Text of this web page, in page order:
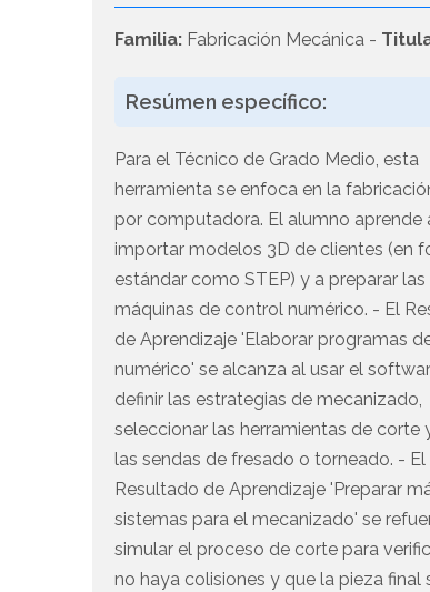
Familia: Fabricación Mecánica -
Resúmen específico:
Para el Técnico de Grado Medio, esta
herramienta se enfoca en la
por computadora. El alumno aprende
importar modelos 3D de clientes (en
estándar como STEP) y a preparar las
máquinas de control numérico. - El
de Aprendizaje 'Elaborar programas
numérico' se alcanza al usar el
definir las estrategias de mecanizado,
seleccionar las herramientas de corte
las sendas de fresado o torneado. - El
Resultado de Aprendizaje 'Preparar
sistemas para el mecanizado' se
simular el proceso de corte para
no haya colisiones y que la pieza final